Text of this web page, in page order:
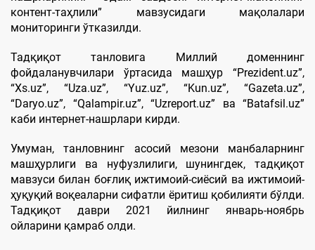
контент-таҳлили” мавзусидаги мақолалари
мониторинги ўтказилди.
Тадқиқот танловига Миллий доменнинг
фойдаланувчилари ўртасида машҳур “Prezident.uz”,
“Xs.uz”, “Uzа.uz”, “Yuz.uz”, “Kun.uz”, “Gazeta.uz”,
“Daryo.uz”, “Qalampir.uz”, “Uzreport.uz” ва “Batafsil.uz”
каби интернет-нашрлари кирди.
Умуман, танловнинг асосий мезони манбаларнинг
машҳурлиги ва нуфузлилиги, шунингдек, тадқиқот
мавзуси билан боғлиқ ижтимоий-сиёсий ва ижтимоий-
ҳуқуқий воқеаларни сифатли ёритиш қобилияти бўлди.
Тадқиқот даври 2021 йилнинг январь-ноябрь
ойларини қамраб олди.